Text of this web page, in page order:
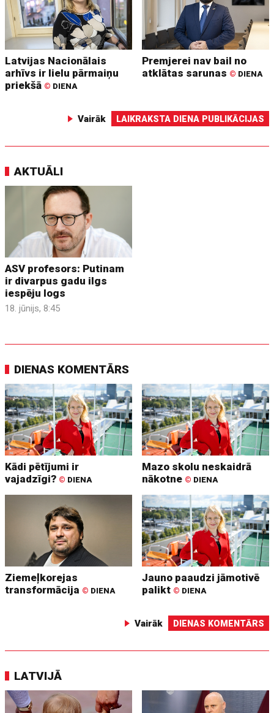
Latvijas Nacionālais
arhīvs ir lielu pārmaiņu
priekšā © DIENA
Premjerei nav bail no
atklātas sarunas © DIENA
Vairāk LAIKRAKSTA DIENA PUBLIKĀCIJAS
AKTUĀLI
ASV profesors: Putinam
ir divarpus gadu ilgs
iespēju logs
18. jūnijs, 8:45
DIENAS KOMENTĀRS
Kādi pētījumi ir
vajadzīgi? © DIENA
Mazo skolu neskaidrā
nākotne © DIENA
Ziemeļkorejas
transformācija © DIENA
Jauno paaudzi jāmotivē
palikt © DIENA
Vairāk DIENAS KOMENTĀRS
LATVIJĀ